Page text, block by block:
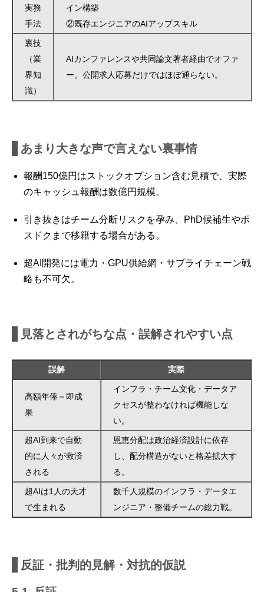
実務
手法
イン構築
②既存エンジニアのAIアップスキル
裏技
（業
界知
識）
AIカンファレンスや共同論文著者経由でオファ
ー。公開求人応募だけではほぼ通らない。
あまり大きな声で言えない裏事情
報酬150億円はストックオプション含む見積で、実際
のキャッシュ報酬は数億円規模。
引き抜きはチーム分断リスクを孕み、PhD候補生やポ
スドクまで移籍する場合がある。
超AI開発には電力・GPU供給網・サプライチェーン戦
略も不可欠。
見落とされがちな点・誤解されやすい点
誤解 実際
高額年俸＝即成
果
インフラ・チーム文化・データア
クセスが整わなければ機能しな
い。
超AI到来で自動
的に人々が救済
される
恩恵分配は政治経済設計に依存
し、配分構造がないと格差拡大す
る。
超AIは1人の天才
で生まれる
数千人規模のインフラ・データエ
ンジニア・整備チームの総力戦。
反証・批判的見解・対抗的仮説